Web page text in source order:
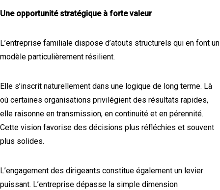
Une opportunité stratégique à forte valeur
L’entreprise familiale dispose d’atouts structurels qui en font un
modèle particulièrement résilient.
Elle s’inscrit naturellement dans une logique de long terme. Là
où certaines organisations privilégient des résultats rapides,
elle raisonne en transmission, en continuité et en pérennité.
Cette vision favorise des décisions plus réfléchies et souvent
plus solides.
L’engagement des dirigeants constitue également un levier
puissant. L’entreprise dépasse la simple dimension